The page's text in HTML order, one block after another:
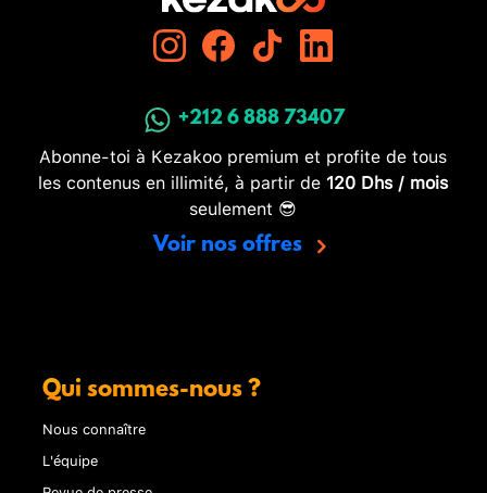
+212 6 888 73407
Abonne-toi à Kezakoo premium et profite de tous
les contenus en illimité, à partir de 120 Dhs / mois
seulement 😎
Voir nos offres
Qui sommes-nous ?
Nous connaître
L'équipe